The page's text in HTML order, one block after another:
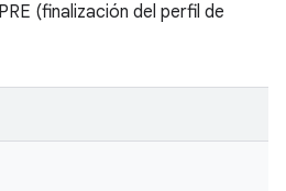
(finalización del perfil de